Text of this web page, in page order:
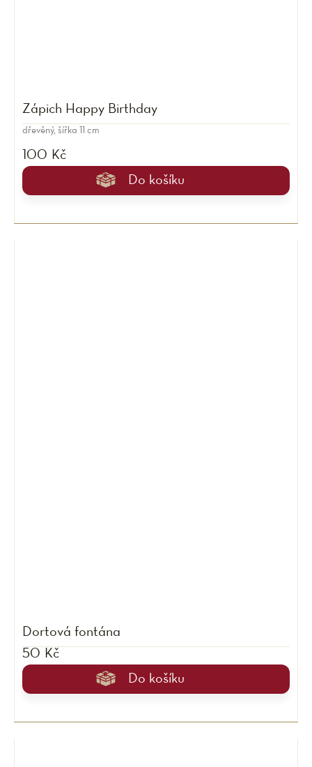
Zápich Happy Birthday
100 Kč
Do košíku
dřevěný, šířka 11 cm
Dortová fontána
50 Kč
Do košíku